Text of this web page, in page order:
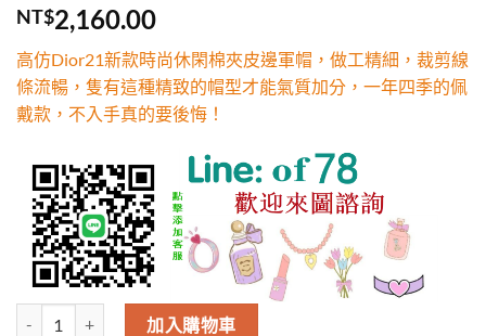
評分5.00 /
5，已有
1
位
分
NT$2,160.00
高仿Dior21新款時尚休閑棉夾皮邊軍帽，做工精細，裁剪線
條流暢，隻有這種精致的帽型才能氣質加分，一年四季的佩
戴款，不入手真的要後悔！
高仿Dior21新款時尚休閑棉夾皮邊軍帽，做工精細，裁剪線條流暢
加入購物車